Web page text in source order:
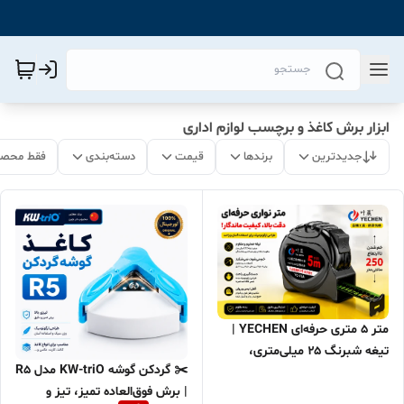
ابزار برش کاغذ و برچسب لوازم اداری
جدیدترین برندها قیمت دسته‌بندی فقط
متر ۵ متری حرفه‌ای YECHEN |
تیغه شبرنگ ۲۵ میلی‌متری،
✂️ گردکن گوشه KW-triO مدل R5
| برش فوق‌العاده تمیز، تیز و